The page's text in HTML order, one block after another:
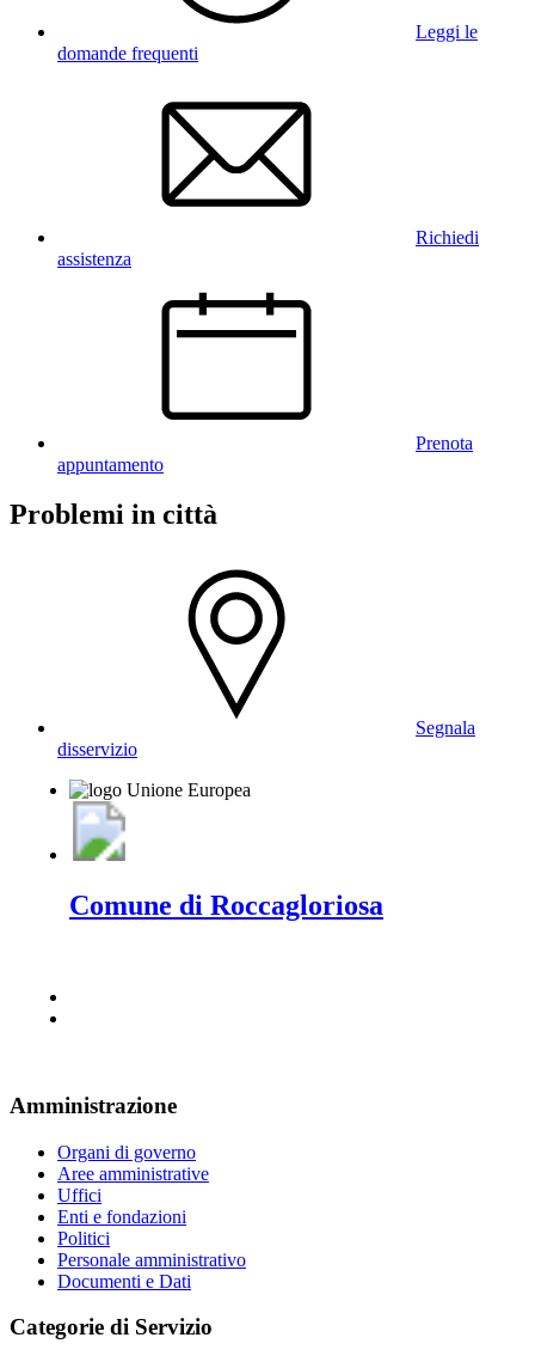
Leggi le
domande frequenti
Richiedi
assistenza
Prenota
appuntamento
Problemi in città
Segnala
disservizio
Comune di Roccagloriosa
Amministrazione
Organi di governo
Aree amministrative
Uffici
Enti e fondazioni
Politici
Personale amministrativo
Documenti e Dati
Categorie di Servizio